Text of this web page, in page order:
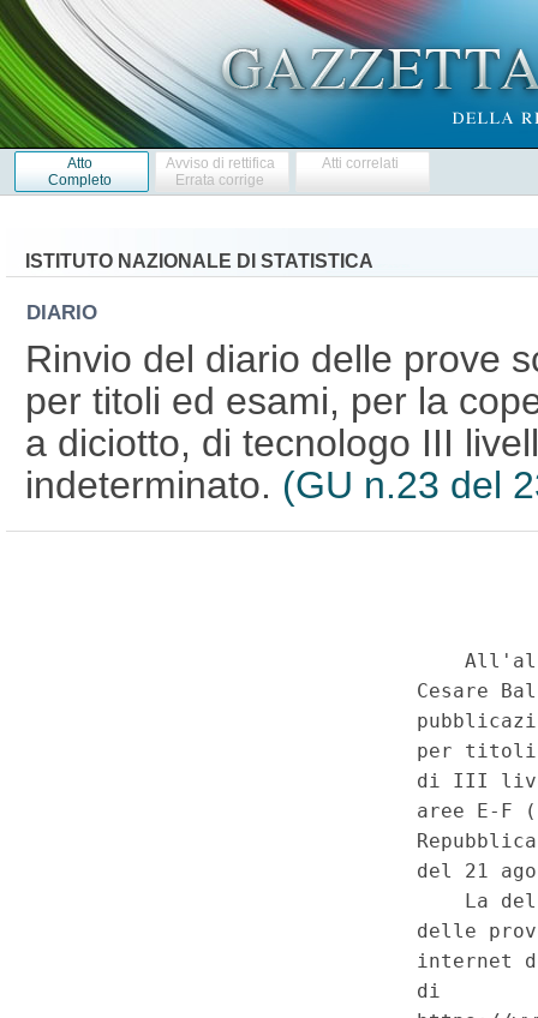
Atto
Completo
Avviso di rettifica
Errata corrige
Atti correlati
ISTITUTO NAZIONALE DI STATISTICA
DIARIO
Rinvio del diario delle prove
per titoli ed esami, per la
a diciotto, di tecnologo III
indeterminato. (GU n.23 del